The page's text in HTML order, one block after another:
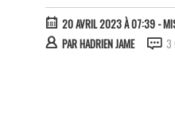
20 AVRIL 2023 À 07:39-
PARHADRIEN JAME 3